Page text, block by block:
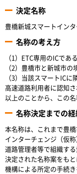
決定名称
豊橋新城スマートイン
名称の考え方
（1）ETC専用のICで
（2）豊橋市と新城市
（3）当該スマートIC
高速道路利用者に認知さ
以上のことから、この名
名称決定までの
本名称は、これまで豊
インターチェンジ（仮
道路管理者等で組織す
決定された名称案をも
機構による所定の手続